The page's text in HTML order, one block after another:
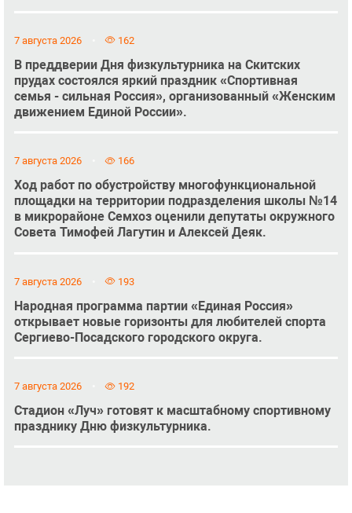
7 августа 2026 162
В преддверии Дня физкультурника на Скитских
прудах состоялся яркий праздник «Спортивная
семья - сильная Россия», организованный «Женским
движением Единой России».
7 августа 2026 166
Ход работ по обустройству многофункциональной
площадки на территории подразделения школы №14
в микрорайоне Семхоз оценили депутаты окружного
Совета Тимофей Лагутин и Алексей Деяк.
7 августа 2026 193
Народная программа партии «Единая Россия»
открывает новые горизонты для любителей спорта
Сергиево-Посадского городского округа.
7 августа 2026 192
Стадион «Луч» готовят к масштабному спортивному
празднику Дню физкультурника.